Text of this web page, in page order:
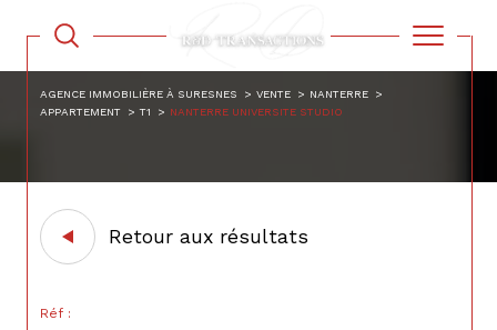
AGENCE IMMOBILIÈRE À SURESNES VENTE
NANTERRE
APPARTEMENT
T1 NANTERRE UNIVERSITE STUDIO
Retour aux résultats
Réf :